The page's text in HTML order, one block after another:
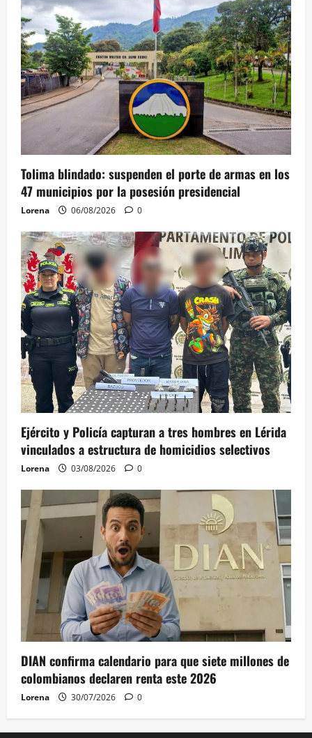
Tolima blindado: suspenden el porte de armas en los
47 municipios por la posesión presidencial
Lorena 06/08/2026 0
Ejército y Policía capturan a tres hombres en Lérida
vinculados a estructura de homicidios selectivos
Lorena 03/08/2026 0
DIAN confirma calendario para que siete millones de
colombianos declaren renta este 2026
Lorena 30/07/2026 0